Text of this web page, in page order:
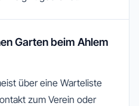
Garten beim Ahlem
über eine Warteliste
zum Verein oder